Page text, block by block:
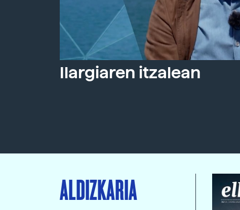
Ilargiaren itzalean
ALDIZKARIA